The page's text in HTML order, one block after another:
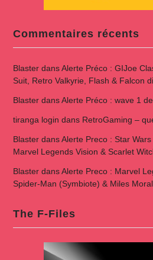
Commentaires récents
BlasterdansAlerte Préco : GIJoe
Suit, Retro Valkyrie, Flash & Falcon
BlasterdansAlerte Préco : wave 1
tiranga login dans RetroGaming –
BlasterdansAlerte Preco : Star
Marvel Legends Vision & Scarlet
BlasterdansAlerte Preco : Marvel
Spider-Man (Symbiote) & Miles
The F-Files